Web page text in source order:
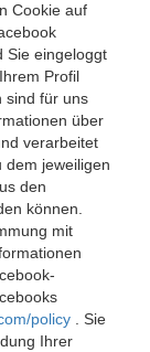
Cookie auf
Sie eingeloggt
Profil
sind für uns
über
verarbeitet
dem jeweiligen
den
können.
mit
policy
. Sie
Ihrer